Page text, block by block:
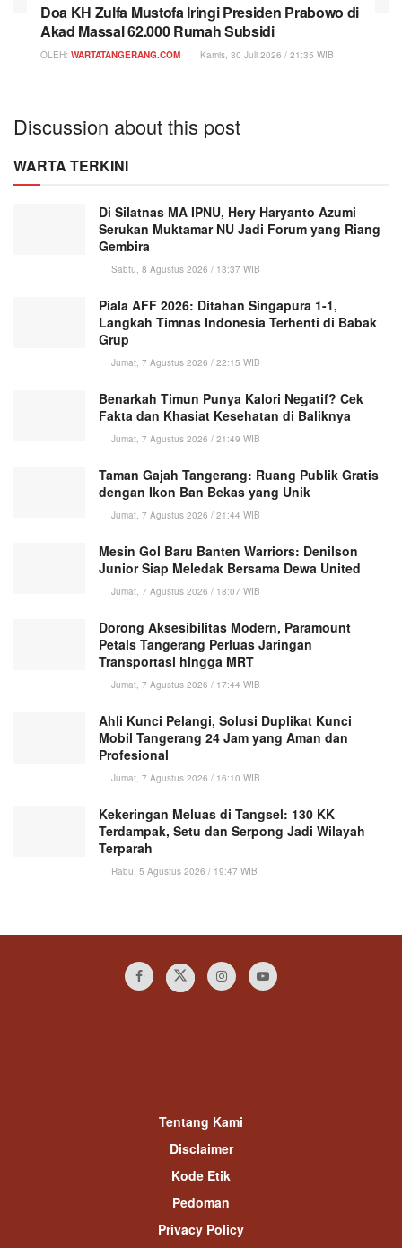
Doa KH Zulfa Mustofa Iringi Presiden Prabowo di
Akad Massal 62.000 Rumah Subsidi
OLEH: WARTATANGERANG.COM Kamis, 30 Juli 2026 / 21:35 WIB
Discussion about this post
WARTA TERKINI
Di Silatnas MA IPNU, Hery Haryanto Azumi
Serukan Muktamar NU Jadi Forum yang Riang
Gembira
Sabtu, 8 Agustus 2026 / 13:37 WIB
Piala AFF 2026: Ditahan Singapura 1-1,
Langkah Timnas Indonesia Terhenti di Babak
Grup
Jumat, 7 Agustus 2026 / 22:15 WIB
Benarkah Timun Punya Kalori Negatif? Cek
Fakta dan Khasiat Kesehatan di Baliknya
Jumat, 7 Agustus 2026 / 21:49 WIB
Taman Gajah Tangerang: Ruang Publik Gratis
dengan Ikon Ban Bekas yang Unik
Jumat, 7 Agustus 2026 / 21:44 WIB
Mesin Gol Baru Banten Warriors: Denilson
Junior Siap Meledak Bersama Dewa United
Jumat, 7 Agustus 2026 / 18:07 WIB
Dorong Aksesibilitas Modern, Paramount
Petals Tangerang Perluas Jaringan
Transportasi hingga MRT
Jumat, 7 Agustus 2026 / 17:44 WIB
Ahli Kunci Pelangi, Solusi Duplikat Kunci
Mobil Tangerang 24 Jam yang Aman dan
Profesional
Jumat, 7 Agustus 2026 / 16:10 WIB
Kekeringan Meluas di Tangsel: 130 KK
Terdampak, Setu dan Serpong Jadi Wilayah
Terparah
Rabu, 5 Agustus 2026 / 19:47 WIB
Tentang Kami
Disclaimer
Kode Etik
Pedoman
Privacy Policy